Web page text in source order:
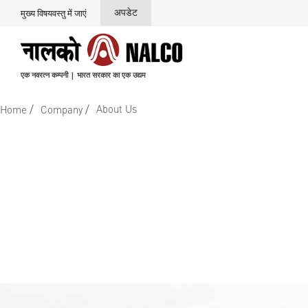
मुख्य विषयवस्तु में जाएं अपडेट
एक नवरत्न कम्पनी | भारत सरकार का एक उद्यम
Home / Company / About Us